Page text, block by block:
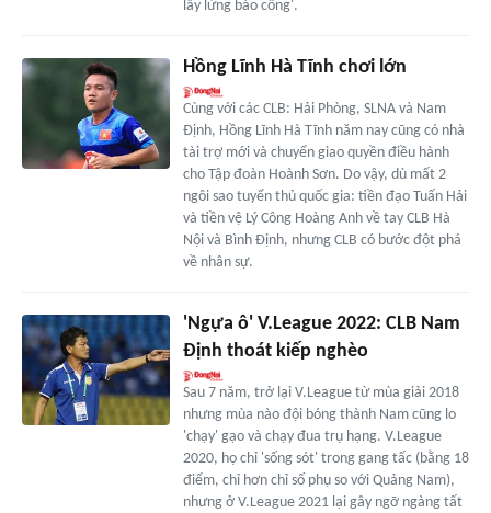
lẫy lừng báo công'.
Hồng Lĩnh Hà Tĩnh chơi lớn
Cùng với các CLB: Hải Phòng, SLNA và Nam
Định, Hồng Lĩnh Hà Tĩnh năm nay cũng có nhà
tài trợ mới và chuyển giao quyền điều hành
cho Tập đoàn Hoành Sơn. Do vậy, dù mất 2
ngôi sao tuyển thủ quốc gia: tiền đạo Tuấn Hải
và tiền vệ Lý Công Hoàng Anh về tay CLB Hà
Nội và Bình Định, nhưng CLB có bước đột phá
về nhân sự.
'Ngựa ô' V.League 2022: CLB Nam
Định thoát kiếp nghèo
Sau 7 năm, trở lại V.League từ mùa giải 2018
nhưng mùa nào đội bóng thành Nam cũng lo
'chạy' gạo và chạy đua trụ hạng. V.League
2020, họ chỉ 'sống sót' trong gang tấc (bằng 18
điểm, chỉ hơn chỉ số phụ so với Quảng Nam),
nhưng ở V.League 2021 lại gây ngỡ ngàng tất